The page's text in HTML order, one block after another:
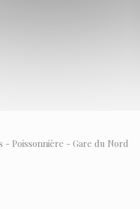
- Poissonnière - Gare du Nord